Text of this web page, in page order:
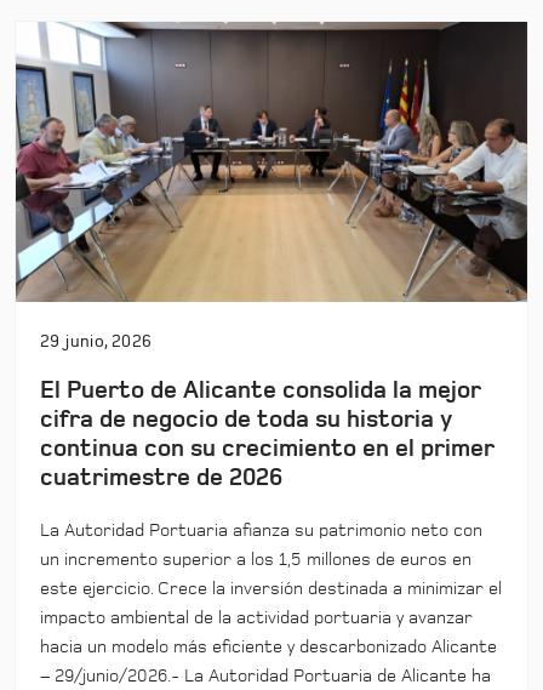
29 junio, 2026
El Puerto de Alicante consolida la mejor
cifra de negocio de toda su historia y
continua con su crecimiento en el primer
cuatrimestre de 2026
La Autoridad Portuaria afianza su patrimonio neto con
un incremento superior a los 1,5 millones de euros en
este ejercicio. Crece la inversión destinada a minimizar el
impacto ambiental de la actividad portuaria y avanzar
hacia un modelo más eficiente y descarbonizado Alicante
– 29/junio/2026.- La Autoridad Portuaria de Alicante ha